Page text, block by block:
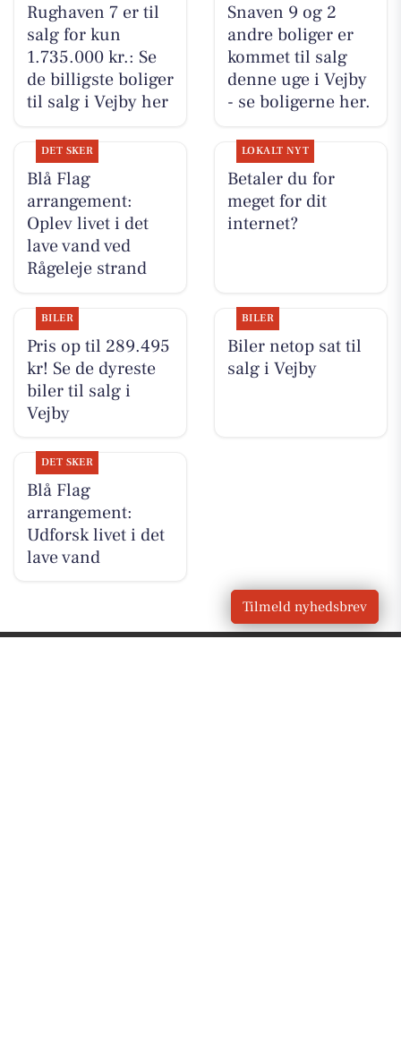
Rughaven 7 er til
salg for kun
1.735.000 kr.: Se
de billigste boliger
til salg i Vejby her
Snaven 9 og 2
andre boliger er
kommet til salg
denne uge i Vejby
- se boligerne her.
DET SKER
Blå Flag
arrangement:
Oplev livet i det
lave vand ved
Rågeleje strand
LOKALT NYT
Betaler du for
meget for dit
internet?
BILER
Pris op til 289.495
kr! Se de dyreste
biler til salg i
Vejby
BILER
Biler netop sat til
salg i Vejby
DET SKER
Blå Flag
arrangement:
Udforsk livet i det
lave vand
Tilmeld nyhedsbrev